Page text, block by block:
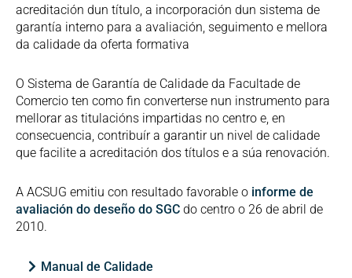
acreditación dun título, a incorporación dun sistema de
garantía interno para a avaliación, seguimento e mellora
da calidade da oferta formativa
O Sistema de Garantía de Calidade da Facultade de
Comercio ten como fin converterse nun instrumento para
mellorar as titulacións impartidas no centro e, en
consecuencia, contribuír a garantir un nivel de calidade
que facilite a acreditación dos títulos e a súa renovación.
A ACSUG emitiu con resultado favorable o informe de
avaliación do deseño do SGC do centro o 26 de abril de
2010.
Manual de Calidade